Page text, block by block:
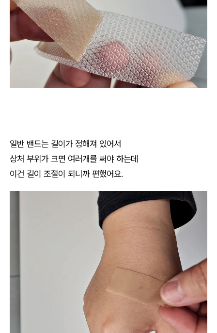
일반 밴드는 길이가 정해져 있어서
상처 부위가 크면 여러개를 써야 하는데
이건 길이 조절이 되니까 편했어요.